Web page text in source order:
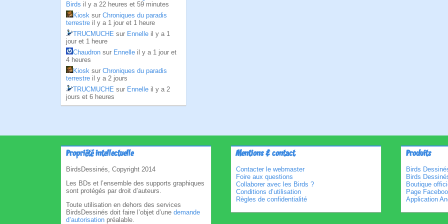
Birds il y a 22 heures et 59 minutes
Kiosk sur Chroniques du paradis
terrestre il y a 1 jour et 1 heure
TRUCMUCHE sur Ennelle il y a 1
jour et 1 heure
Chaudron sur Ennelle il y a 1 jour et
4 heures
Kiosk sur Chroniques du paradis
terrestre il y a 2 jours
TRUCMUCHE sur Ennelle il y a 2
jours et 6 heures
Propriété intellectuelle
BirdsDessinés, Copyright 2014
Les BDs et l’ensemble des supports graphiques
sont protégés par droit d’auteurs.
Toute utilisation en dehors des services
BirdsDessinés doit faire l’objet d’une demande
d’autorisation préalable.
Mentions & contact
Contacter le webmaster
Foire aux questions
Collaborer avec les Birds ?
Conditions d’utilisation
Règles de confidentialité
Produits
Birds
Birds
Boutique
Page
Application